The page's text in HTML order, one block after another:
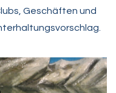
Geschäften und